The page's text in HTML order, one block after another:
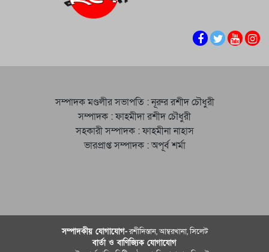
সম্পাদক মণ্ডলীর সভাপতি : নূরুর রশীদ চৌধুরী
সম্পাদক : ফাহমীদা রশীদ চৌধুরী
সহকারী সম্পাদক : ফাহমীনা নাহাস
ভারপ্রাপ্ত সম্পাদক : অপূর্ব শর্মা
সম্পাদকীয় যােগাযোগ-রশীদিস্তান, আম্বরখানা, সিলেট
বার্তা ও বাণিজ্যিক যোগাযােগ